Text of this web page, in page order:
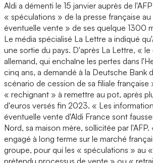
Aldi a démenti le 15 janvier auprès de
« spéculations » de la presse française
éventuelle vente » de ses quelque 1300
Le média spécialisé La Lettre a indiqué
une sortie du pays. D'après La Lettre, «
allemand, qui enchaîne les pertes dans
cinq ans, a demandé à la Deutsche Bank
scénario de cession de sa filiale française
« rechignant » à remettre au pot, après
d'euros versés fin 2023. « Les
éventuelle vente d'Aldi France sont
Nord, sa maison mère, sollicitée par
engagé à long terme sur le marché
groupe, pour qui les « spéculations » au